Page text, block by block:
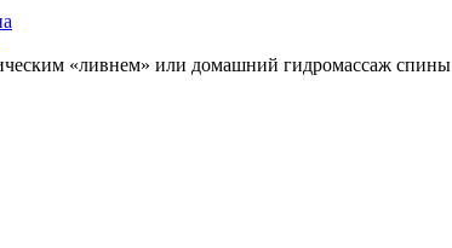
«ливнем» или домашний гидромассаж спины